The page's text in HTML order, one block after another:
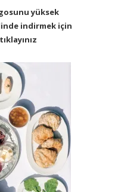
yüksek
indirmek için